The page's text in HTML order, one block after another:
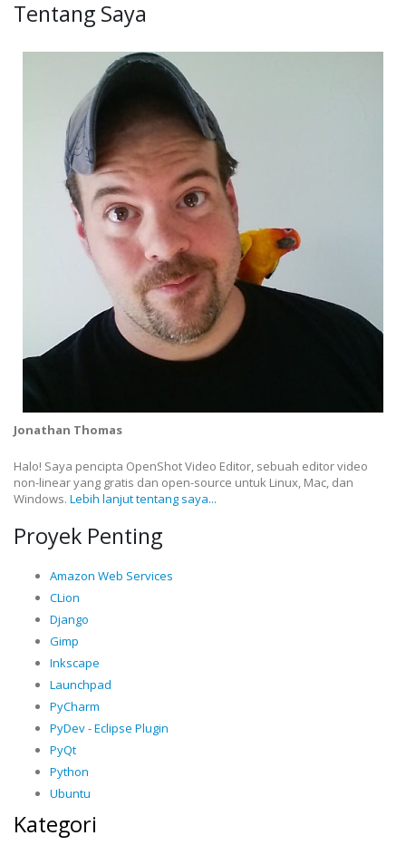
Tentang Saya
Jonathan Thomas
Halo! Saya pencipta OpenShot Video Editor, sebuah editor video
non-linear yang gratis dan open-source untuk Linux, Mac, dan
Windows. Lebih lanjut tentang saya...
Proyek Penting
Amazon Web Services
CLion
Django
Gimp
Inkscape
Launchpad
PyCharm
PyDev - Eclipse Plugin
PyQt
Python
Ubuntu
Kategori